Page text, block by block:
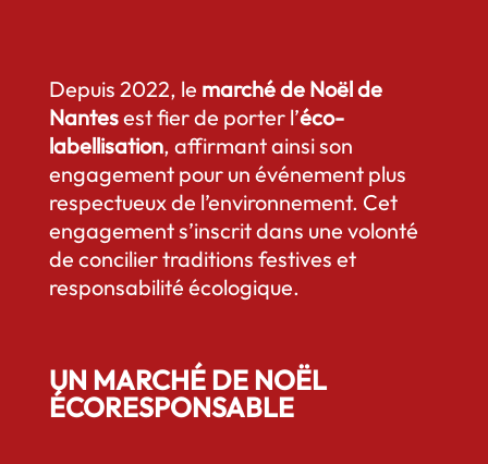
Depuis 2022, le marché de Noël de
Nantesest fier de porter l’éco-
labellisation, affirmant ainsi son
engagement pour un événement plus
respectueux de l’environnement. Cet
engagement s’inscrit dans une volonté
de concilier traditions festives et
responsabilité écologique.
UN MARCHÉ DE NOËL
ÉCORESPONSABLE